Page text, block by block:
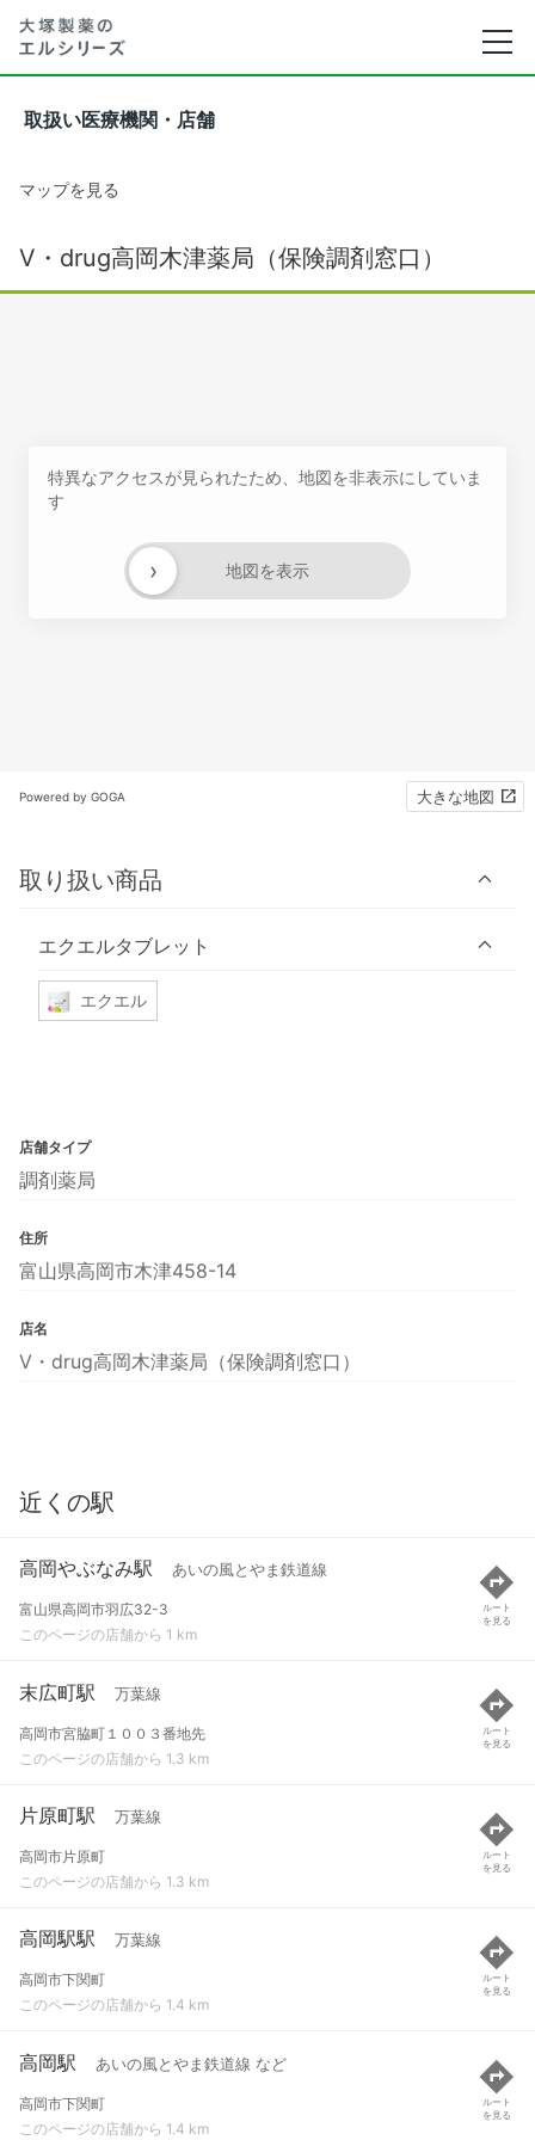
取扱い医療機関・店舗
マップを見る
V・drug高岡木津薬局（保険調剤窓口）
特異なアクセスが見られたため、地図を非表示にしていま
す
地図を表示
›
Powered by GOGA 大きな地図
取り扱い商品
エクエルタブレット
エクエル
店舗タイプ
調剤薬局
住所
富山県高岡市木津458-14
店名
V・drug高岡木津薬局（保険調剤窓口）
近くの駅
高岡やぶなみ駅 あいの風とやま鉄道線
富山県高岡市羽広32-3
このページの店舗から 1 km
ルート
を見る
末広町駅 万葉線
高岡市宮脇町１００３番地先
このページの店舗から 1.3 km
ルート
を見る
片原町駅 万葉線
高岡市片原町
このページの店舗から 1.3 km
ルート
を見る
高岡駅駅 万葉線
高岡市下関町
このページの店舗から 1.4 km
ルート
を見る
高岡駅 あいの風とやま鉄道線 など
高岡市下関町
このページの店舗から 1.4 km
ルート
を見る